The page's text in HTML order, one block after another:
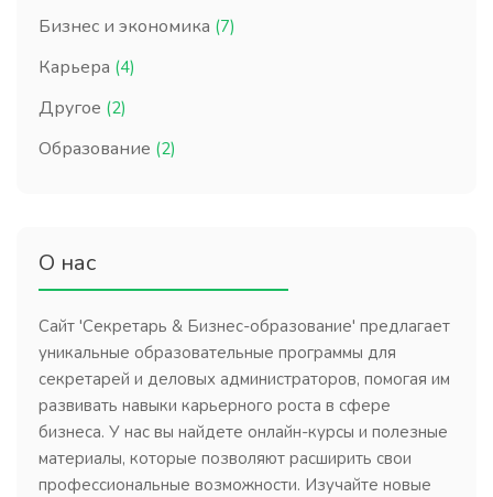
Бизнес и экономика (7)
Карьера (4)
Другое (2)
Образование (2)
О нас
Сайт 'Секретарь & Бизнес-образование' предлагает
уникальные образовательные программы для
секретарей и деловых администраторов, помогая им
развивать навыки карьерного роста в сфере
бизнеса. У нас вы найдете онлайн-курсы и полезные
материалы, которые позволяют расширить свои
профессиональные возможности. Изучайте новые